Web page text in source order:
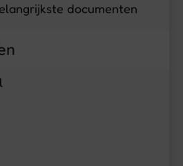
documenten